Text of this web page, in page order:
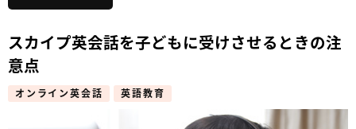
スカイプ英会話を子どもに受けさせるときの注
意点
オンライン英会話 英語教育